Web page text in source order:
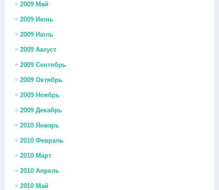
2009 Май
2009 Июнь
2009 Июль
2009 Август
2009 Сентябрь
2009 Октябрь
2009 Ноябрь
2009 Декабрь
2010 Январь
2010 Февраль
2010 Март
2010 Апрель
2010 Май